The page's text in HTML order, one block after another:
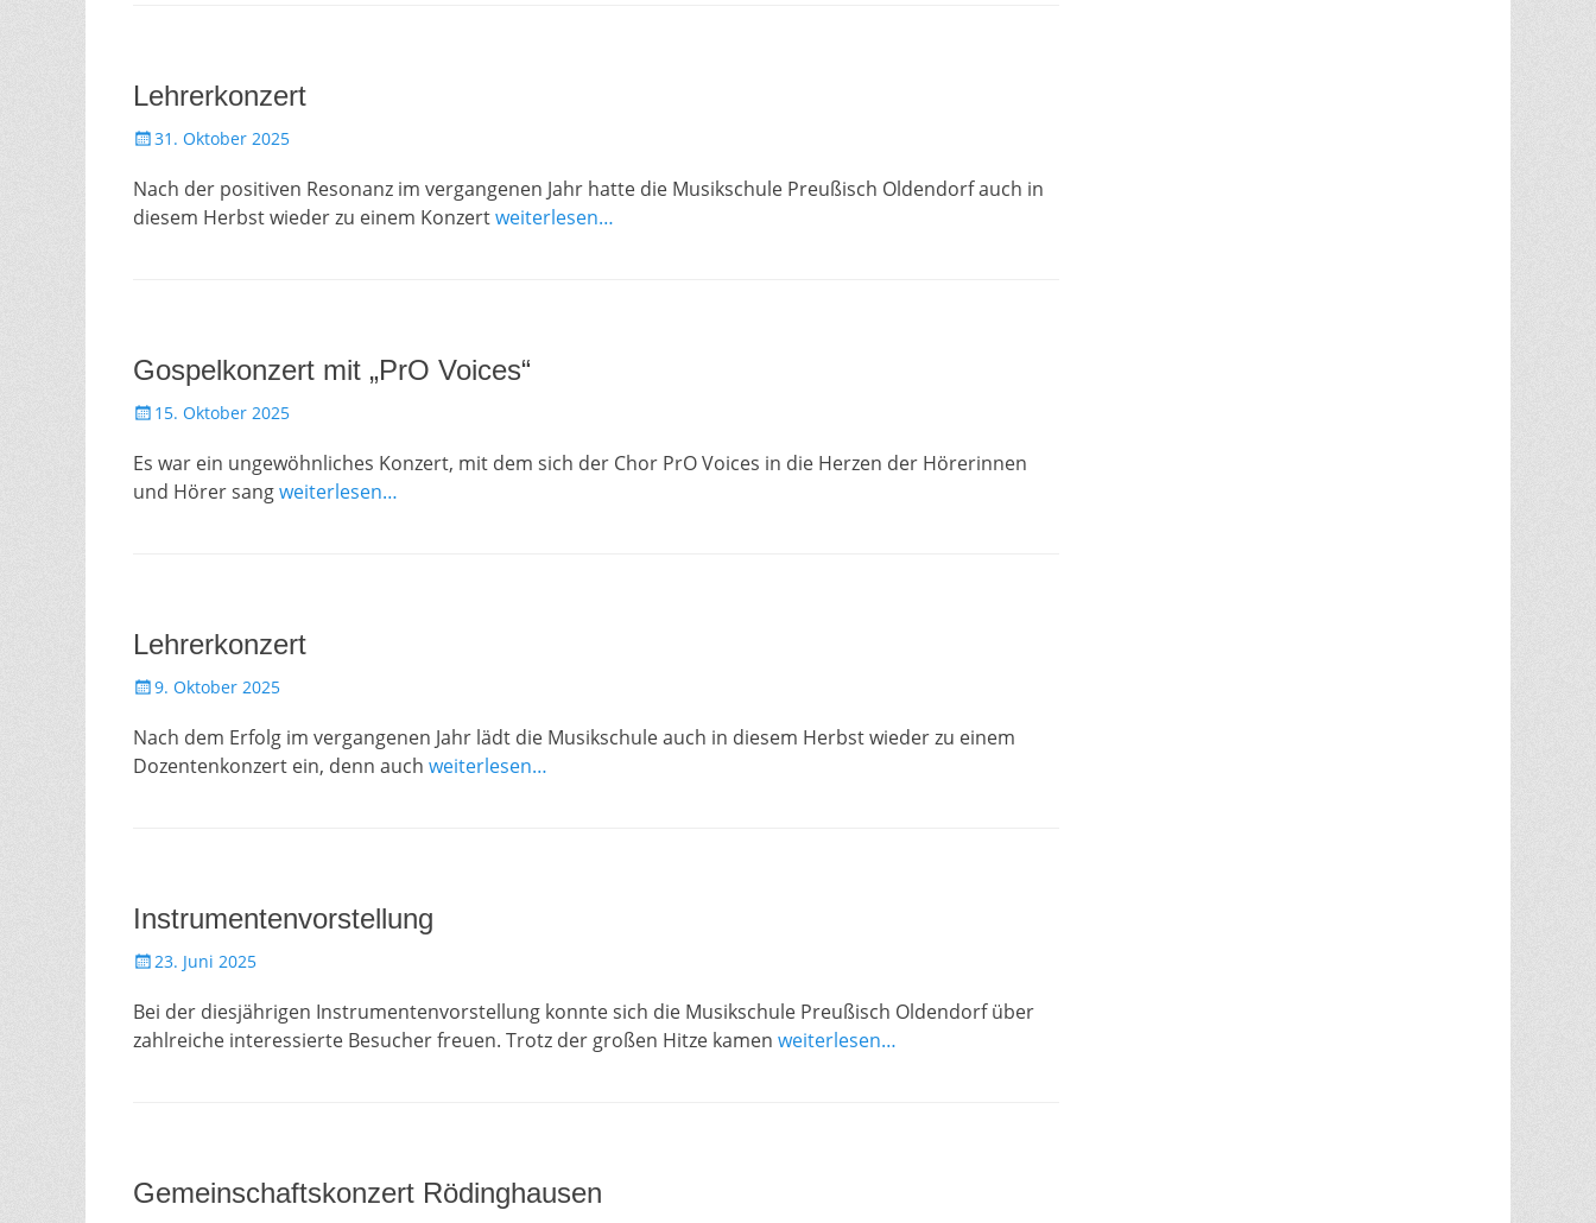
Lehrerkonzert
Gepostet
31. Oktober 2025
Nach der positiven Resonanz im vergangenen Jahr hatte die Musikschule Preußisch Oldendorf auch in
diesem Herbst wieder zu einem Konzertweiterlesen…
Gospelkonzert mit „PrO Voices“
Gepostet
15. Oktober 2025
Es war ein ungewöhnliches Konzert, mit dem sich der Chor PrO Voices in die Herzen der Hörerinnen
und Hörer sangweiterlesen…
Lehrerkonzert
Gepostet
9. Oktober 2025
Nach dem Erfolg im vergangenen Jahr lädt die Musikschule auch in diesem Herbst wieder zu einem
Dozentenkonzert ein, denn auch weiterlesen…
Instrumentenvorstellung
Gepostet
23. Juni 2025
Bei der diesjährigen Instrumentenvorstellung konnte sich die Musikschule Preußisch Oldendorf über
zahlreiche interessierte Besucher freuen. Trotz der großen Hitze kamen weiterlesen…
Gemeinschaftskonzert Rödinghausen